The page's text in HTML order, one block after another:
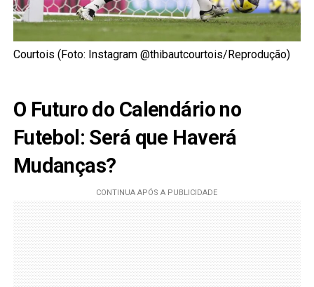
Courtois (Foto: Instagram @thibautcourtois/Reprodução)
O Futuro do Calendário no
Futebol: Será que Haverá
Mudanças?